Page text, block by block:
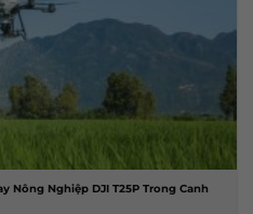
Nông Nghiệp DJI T25P Trong Canh